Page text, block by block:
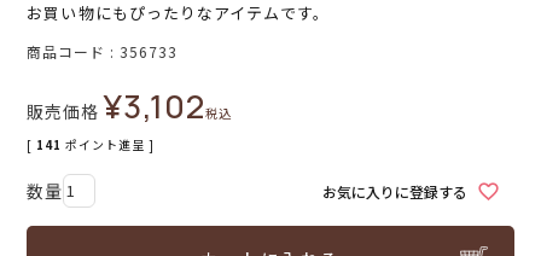
お買い物にもぴったりなアイテムです。
商品コード 356733
販売価格 ¥3,102税込
[ 141 ポイント進呈 ]
お気に入りに登録する